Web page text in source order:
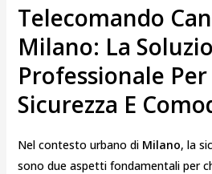
Telecomando
Milano: La
Professionale Per
Sicurezza E
Nel contesto urbano di Milano, la
sono due aspetti fondamentali per